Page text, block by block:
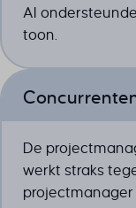
AI
toon.
De
werkt straks